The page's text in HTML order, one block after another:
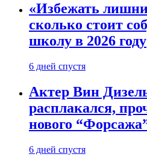
«Избежать
сколько стоит
школу в 2026 году
6 дней спустя
Актер Вин
расплакался,
нового
6 дней спустя